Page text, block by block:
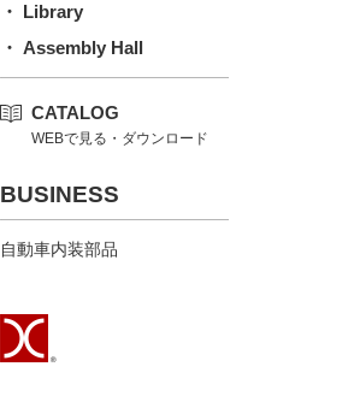
・ Library
・ Assembly Hall
CATALOG
WEBで見る・ダウンロード
BUSINESS
自動車内装部品